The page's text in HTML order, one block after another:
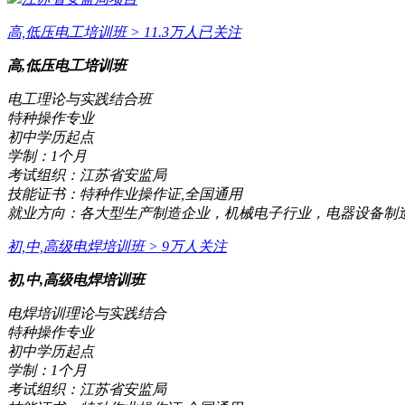
高,低压电工培训班> 11.3万人已关注
高,低压电工培训班
电工理论与实践结合班
特种操作专业
初中学历起点
学制： 1个月
考试组织： 江苏省安监局
技能证书： 特种作业操作证,全国通用
就业方向： 各大型生产制造企业，机械电子行业，电器设备制
初,中,高级电焊培训班> 9万人关注
初,中,高级电焊培训班
电焊培训理论与实践结合
特种操作专业
初中学历起点
学制： 1个月
考试组织： 江苏省安监局